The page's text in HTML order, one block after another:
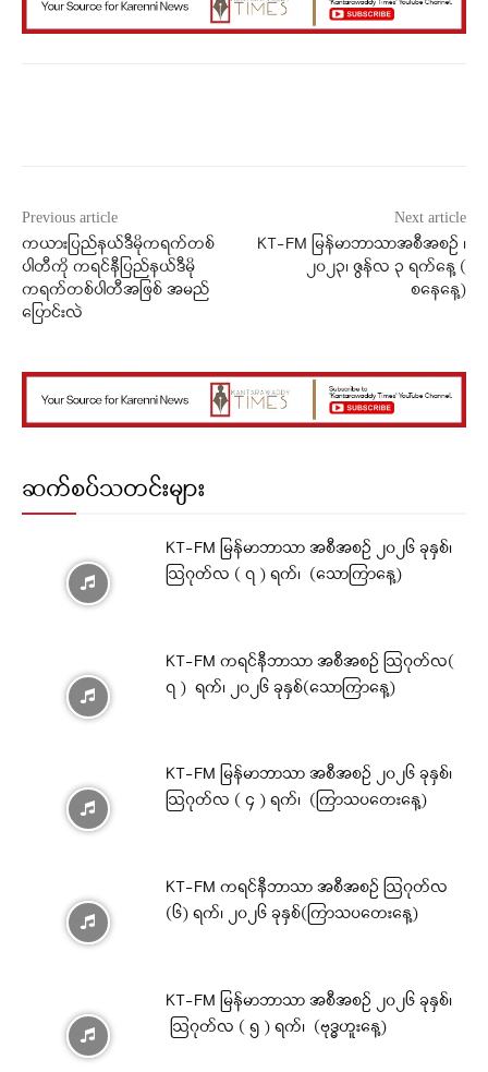
Previous article
ကယားပြည်နယ်ဒီမိုကရက်တစ်
ပါတီကို ကရင်နီပြည်နယ်ဒီမို
ကရက်တစ်ပါတီအဖြစ် အမည်
ပြောင်းလဲ
Next article
KT-FM မြန်မာဘာသာအစီအစဉ် ၊
၂၀၂၃၊ ဇွန်လ ၃ ရက်နေ့ (
‌‌စနေနေ့)
ဆက်စပ်သတင်းများ
KT-FM မြန်မာဘာသာ အစီအစဉ် ၂၀၂၆ ခုနှစ်၊
ဩဂုတ်လ ( ၇ ) ရက်၊ (သောကြာနေ့)
KT-FM ကရင်နီဘာသာ အစီအစဉ် ဩဂုတ်လ(
၇ ) ရက်၊ ၂၀၂၆ ခုနှစ်(သောကြာနေ့)
KT-FM မြန်မာဘာသာ အစီအစဉ် ၂၀၂၆ ခုနှစ်၊
ဩဂုတ်လ ( ၄ ) ရက်၊ (ကြာသပတေးနေ့)
KT-FM ကရင်နီဘာသာ အစီအစဉ် ဩဂုတ်လ
(၆) ရက်၊ ၂၀၂၆ ခုနှစ်(ကြာသပတေးနေ့)
KT-FM မြန်မာဘာသာ အစီအစဉ် ၂၀၂၆ ခုနှစ်၊
ဩဂုတ်လ ( ၅ ) ရက်၊ (ဗုဒ္ဓဟူးနေ့)